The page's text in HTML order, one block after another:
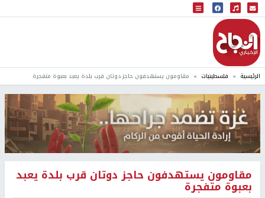
البث المباشر
إذاعة النجاح
الرئيسية فلسطينيات مقاومون يستهدفون حاجز دوتان قرب بلدة يعبد بعبوة متفجرة
مقاومون يستهدفون حاجز دوتان قرب بلدة يعبد
بعبوة متفجرة